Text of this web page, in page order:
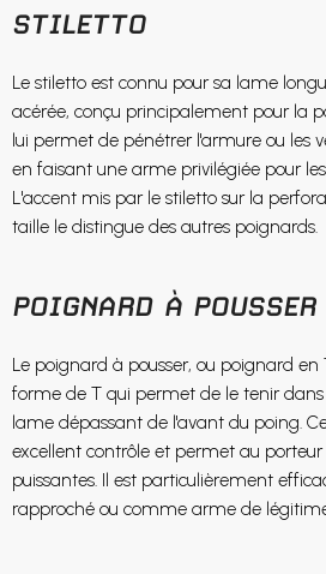
STILETTO
Le stiletto est connu pour sa lame
acérée, conçu principalement pour la
lui permet de pénétrer l'armure ou les
en faisant une arme privilégiée pour
L'accent mis par le stiletto sur la
taille le distingue des autres poignards.
POIGNARD À POUSSER
Le poignard à pousser, ou poignard en
forme de T qui permet de le tenir
lame dépassant de l'avant du poing.
excellent contrôle et permet au porteur
puissantes. Il est particulièrement
rapproché ou comme arme de